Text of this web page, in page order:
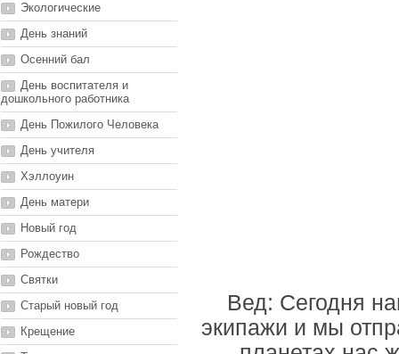
Экологические
День знаний
Осенний бал
День воспитателя и
дошкольного работника
День Пожилого Человека
День учителя
Хэллоуин
День матери
Новый год
Рождество
Святки
Старый новый год
Крещение
Вед: Сегодня
экипажи и мы